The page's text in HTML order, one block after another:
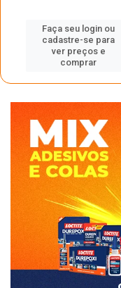
Faça seu login ou
cadastre-se para
ver preços e
comprar